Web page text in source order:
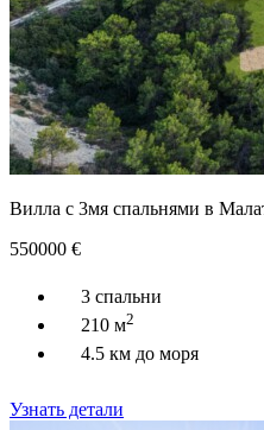
Вилла с 3мя спальнями в
550000 €
3 спальни
210 м2
4.5 км до моря
Узнать детали